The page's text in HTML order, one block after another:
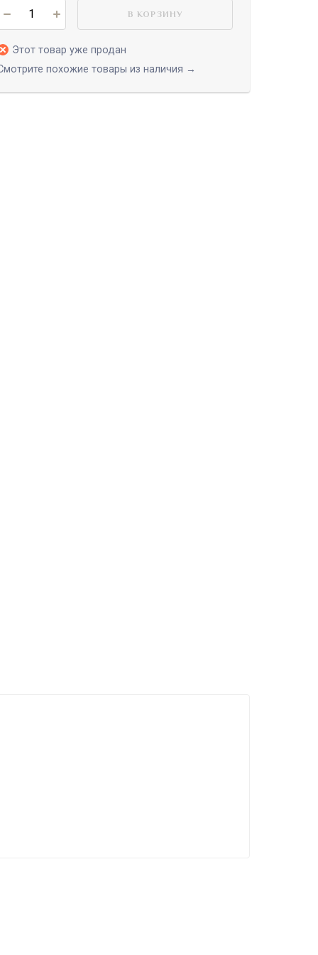
В КОРЗИНУ
Этот товар уже продан
похожие товары из наличия →